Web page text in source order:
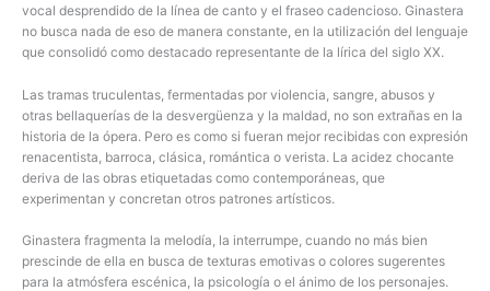
vocal desprendido de la línea de canto y el fraseo cadencioso. Ginastera
no busca nada de eso de manera constante, en la utilización del lenguaje
que consolidó como destacado representante de la lírica del siglo XX.
Las tramas truculentas, fermentadas por violencia, sangre, abusos y
otras bellaquerías de la desvergüenza y la maldad, no son extrañas en la
historia de la ópera. Pero es como si fueran mejor recibidas con expresión
renacentista, barroca, clásica, romántica o verista. La acidez chocante
deriva de las obras etiquetadas como contemporáneas, que
experimentan y concretan otros patrones artísticos.
Ginastera fragmenta la melodía, la interrumpe, cuando no más bien
prescinde de ella en busca de texturas emotivas o colores sugerentes
para la atmósfera escénica, la psicología o el ánimo de los personajes.